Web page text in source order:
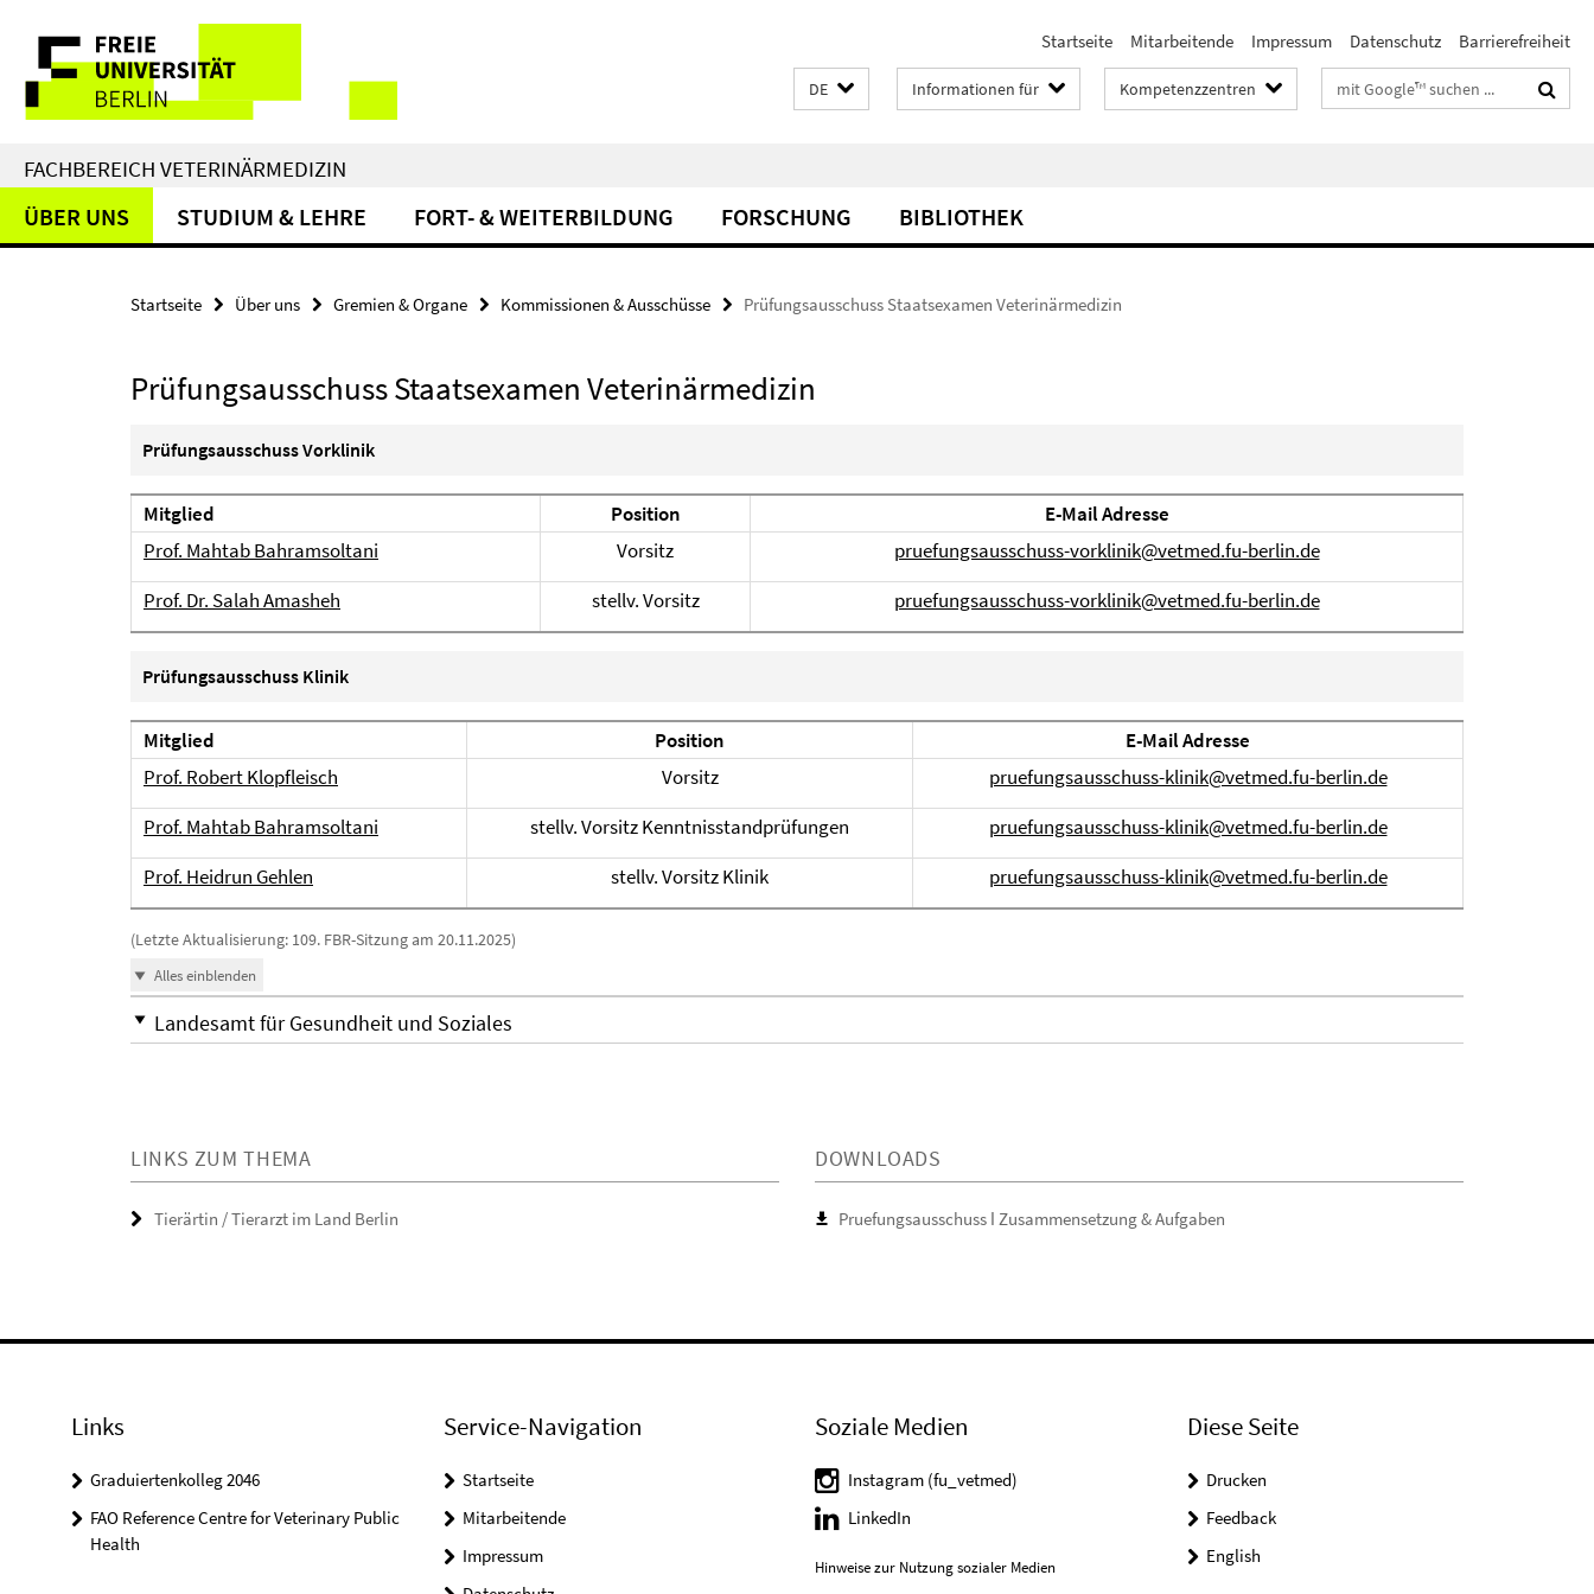
direkt
Inhalt
Service-
Navigation
Startseite Mitarbeitende Impressum Datenschutz Barrierefreiheit
DE Informationen für Kompetenzzentren Suchbegriffe
FACHBEREICH VETERINÄRMEDIZIN
ÜBER UNS STUDIUM & LEHRE FORT- & WEITERBILDUNG FORSCHUNG BIBLIOTHEK
Startseite Über uns Gremien & Organe Kommissionen & Ausschüsse Prüfungsausschuss Staatsexamen Veterinärmedizin
Prüfungsausschuss Staatsexamen Veterinärmedizin
Prüfungsausschuss Vorklinik
Mitglied Position
E-Mail Adresse
Prof. Mahtab Bahramsoltani
Vorsitz
pruefungsausschuss-vorklinik@vetmed.fu-berlin.de
Prof. Dr. Salah Amasheh
stellv. Vorsitz pruefungsausschuss-vorklinik@vetmed.fu-berlin.de
Prüfungsausschuss Klinik
Mitglied Position
E-Mail Adresse
Prof. Robert Klopfleisch
Vorsitz
pruefungsausschuss-klinik@vetmed.fu-berlin.de
Prof. MahtabBahramsoltani stellv. Vorsitz Kenntnisstandprüfungen
pruefungsausschuss-klinik@vetmed.fu-berlin.de
Prof. Heidrun Gehlen
stellv. Vorsitz Klinik pruefungsausschuss-klinik@vetmed.fu-berlin.de
(Letzte Aktualisierung: 109. FBR-Sitzung am 20.11.2025)
Alles einblenden
Landesamt für Gesundheit und Soziales
LINKS ZUM THEMA
Tierärtin / Tierarzt im Land Berlin
DOWNLOADS
Pruefungsausschuss ǀ Zusammensetzung & Aufgaben
Links
Graduiertenkolleg 2046
FAO Reference Centre for Veterinary Public
Health
Service-Navigation
Startseite
Mitarbeitende
Impressum
Soziale Medien
Instagram (fu_vetmed)
LinkedIn
Hinweise zur Nutzung sozialer Medien
Diese Seite
Drucken
Feedback
English